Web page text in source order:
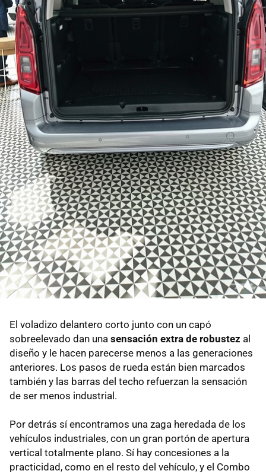
El voladizo delantero corto junto con un capó
sobreelevado dan una sensación extra de robustez al
diseño y le hacen parecerse menos a las generaciones
anteriores. Los pasos de rueda están bien marcados
también y las barras del techo refuerzan la sensación
de ser menos industrial.
Por detrás sí encontramos una zaga heredada de los
vehículos industriales, con un gran portón de apertura
vertical totalmente plano. Sí hay concesiones a la
practicidad, como en el resto del vehículo, y el Combo